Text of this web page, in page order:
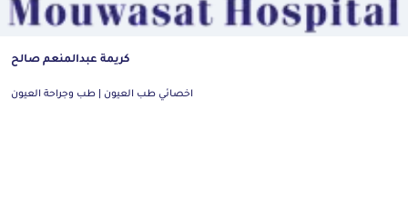
كريمة عبدالمنعم صالح
اخصائي طب العيون | طب وجراحة العيون